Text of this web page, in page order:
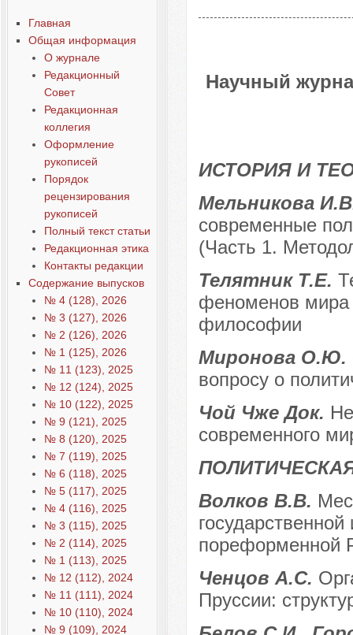
Главная
Общая информация
О журнале
Редакционный
Совет
Редакционная
коллегия
Оформление
рукописей
Порядок
рецензирования
рукописей
Полный текст статьи
Редакционная этика
Контакты редакции
Содержание выпусков
№ 4 (128), 2026
№ 3 (127), 2026
№ 2 (126), 2026
№ 1 (125), 2026
№ 11 (123), 2025
№ 12 (124), 2025
№ 10 (122), 2025
№ 9 (121), 2025
№ 8 (120), 2025
№ 7 (119), 2025
№ 6 (118), 2025
№ 5 (117), 2025
№ 4 (116), 2025
№ 3 (115), 2025
№ 2 (114), 2025
№ 1 (113), 2025
№ 12 (112), 2024
№ 11 (111), 2024
№ 10 (110), 2024
№ 9 (109), 2024
Научный
ИСТОРИЯ И
Мельникова
современные
(Часть 1.
Телятник Т.Е.
феноменов мира
философии
Миронова О.Ю.
вопросу о
Чой Чже Док.
современного
Волков В.В.
пореформенной
Ченцов А.С.
Пруссии: